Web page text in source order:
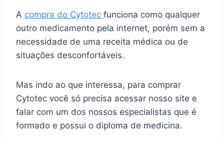
A compra do Cytotec funciona como qualquer
outro medicamento pela internet, porém sem a
necessidade de uma receita médica ou de
situações desconfortáveis.
Mas indo ao que interessa, para comprar
Cytotec você só precisa acessar nosso site e
falar com um dos nossos especialistas que é
formado e possui o diploma de medicina.